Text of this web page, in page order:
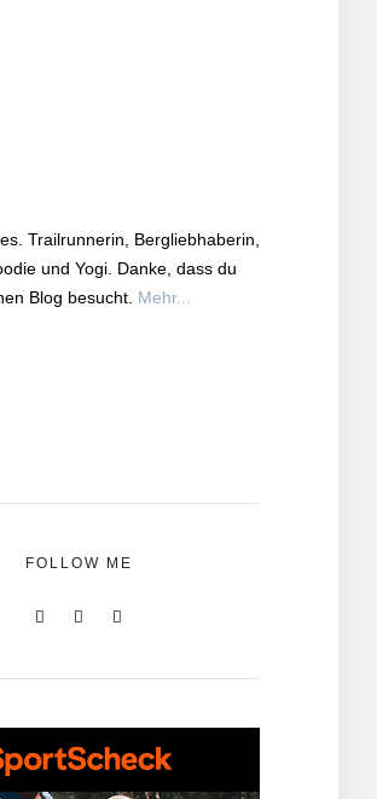
Trailrunnerin, Bergliebhaberin,
und Yogi. Danke, dass du
Blog besucht. Mehr...
FOLLOW ME